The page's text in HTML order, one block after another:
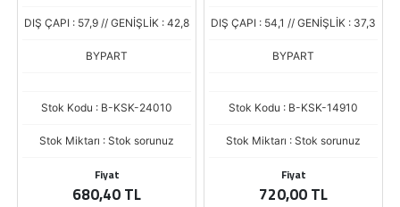
DIŞ ÇAPI : 57,9 // GENİŞLİK : 42,8
BYPART
Stok Kodu : B-KSK-24010
Stok Miktarı : Stok sorunuz
Fiyat
680,40 TL
6 KANAL
DIŞ ÇAPI : 54,1 // GENİŞLİK : 37,3
BYPART
Stok Kodu : B-KSK-14910
Stok Miktarı : Stok sorunuz
Fiyat
720,00 TL